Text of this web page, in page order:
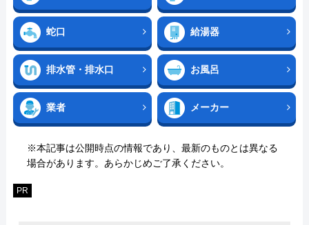
蛇口 給湯器
排水管・排水口 お風呂
業者 メーカー
※本記事は公開時点の情報であり、最新のものとは異なる
場合があります。あらかじめご了承ください。
PR